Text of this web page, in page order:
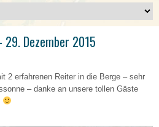
Dezember 2015
2 erfahrenen Reiter in die Berge – sehr
– danke an unsere tollen Gäste